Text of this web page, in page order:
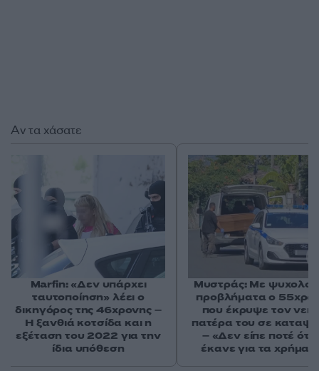
Αν τα χάσατε
Marfin: «Δεν υπάρχει
ταυτοποίηση» λέει ο
δικηγόρος της 46χρονης –
Η ξανθιά κοτσίδα και η
εξέταση του 2022 για την
ίδια υπόθεση
Μυστράς: Με
προβλήματα ο
που έκρυψε τον
πατέρα του σε
– «Δεν είπε ποτέ ότι
έκανε για τα